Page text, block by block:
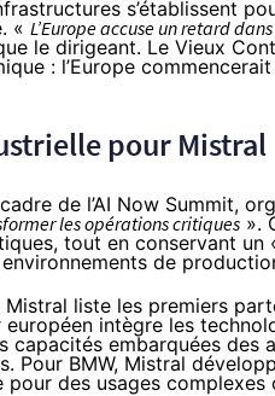
s’établissent
« L’Europe accuse un retard
le dirigeant. Le Vieux
: l’Europe
pour Mistral
de l’AI Now Summit,
les opérations critiques ».
tout en conservant un
de
liste les premiers
européen intègre les
embarquées des
Pour BMW, Mistral
des usages complexes